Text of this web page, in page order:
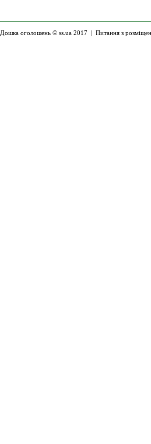
Дошка оголошень © ss.ua 2017 | Питання з